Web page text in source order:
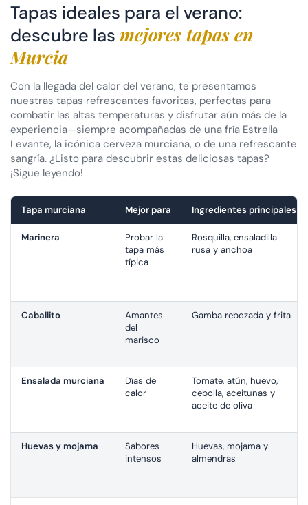
Tapas ideales para el verano:
descubre las mejores tapas en
Murcia
Con la llegada del calor del verano, te presentamos
nuestras tapas refrescantes favoritas, perfectas para
combatir las altas temperaturas y disfrutar aún más de la
experiencia—siempre acompañadas de una fría Estrella
Levante, la icónica cerveza murciana, o de una refrescante
sangría. ¿Listo para descubrir estas deliciosas tapas?
¡Sigue leyendo!
Tapa murciana Mejor para Ingredientes principales
Marinera
Probar la
tapa más
típica
Rosquilla, ensaladilla
rusa y anchoa
Caballito
Amantes
del
marisco
Gamba rebozada y frita
Ensalada murciana
Días de
calor
Tomate, atún, huevo,
cebolla, aceitunas y
aceite de oliva
Huevas y mojama
Sabores
intensos
Huevas, mojama y
almendras